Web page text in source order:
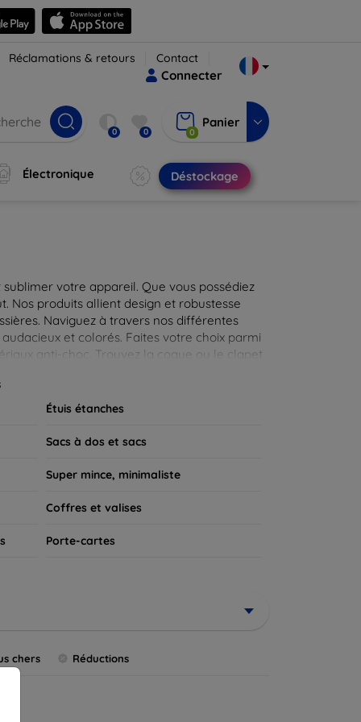
Réclamations & retours Contact
Connecter
0 0 0
Panier
Électronique Déstockage
votre appareil. Que vous possédiez
Nos produits allient design et robustesse
Naviguez à travers nos différentes
et colorés. Faites votre choix parmi
anti-choc. Trouvez la coque ou le clapet
Étuis étanches
Sacs à dos et sacs
Super mince, minimaliste
Coffres et valises
Porte-cartes
chers Réductions